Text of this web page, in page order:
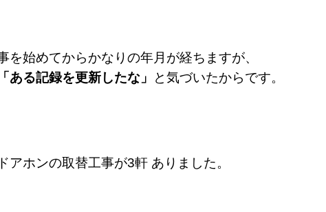
を始めてからかなりの年月が経ちますが、
「ある記録を更新したな」 と気づいたからです。
アホンの取替工事が3軒 ありました。